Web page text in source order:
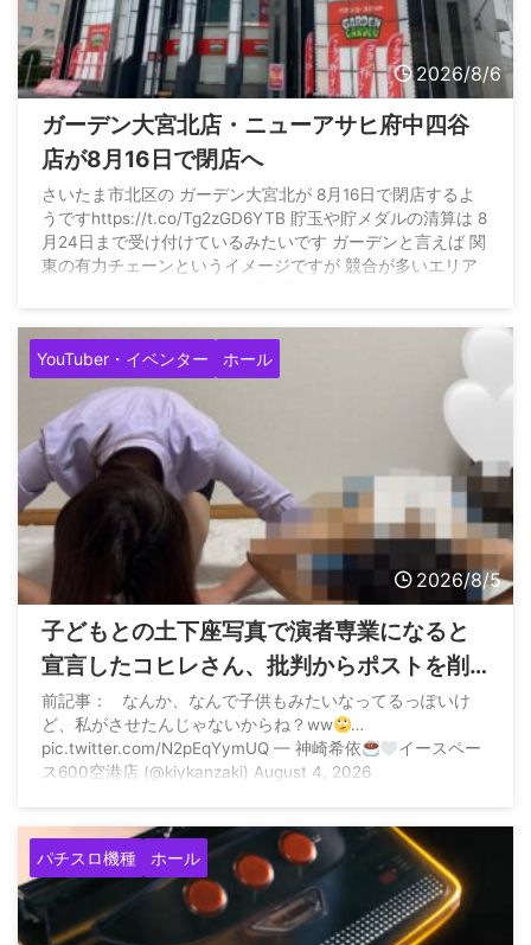
2026/8/6
ガーデン大宮北店・ニューアサヒ府中四谷
店が8月16日で閉店へ
さいたま市北区の ガーデン大宮北が 8月16日で閉店するよ
うですhttps://t.co/Tg2zGD6YTB 貯玉や貯メダルの清算は 8
月24日まで受け付けているみたいです ガーデンと言えば 関
東の有力チェーンというイメージですが 競合が多いエリア
(@slotmania77777) August 5, 2026
YouTuber・イベンター ホール
2026/8/5
子どもとの土下座写真で演者専業になると
宣言したコヒレさん、批判からポストを削
除して再度子どもとの土下座写真でご報告
前記事： なんか、なんで子供もみたいなってるっぽいけ
ど、私がさせたんじゃないからね？ww
…
pic.twitter.com/N2pEqYymUQ — 神崎希依
イースペー
ス600空港店 (@kiykanzaki) August 4, 2026
パチスロ機種 ホール